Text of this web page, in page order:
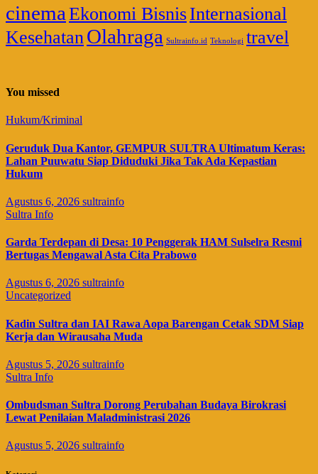
cinema Ekonomi BisnisInternasional
Kesehatan Olahraga Sultrainfo.id Teknologi travel
You missed
Hukum/Kriminal
Geruduk Dua Kantor, GEMPUR SULTRA Ultimatum Keras:
Lahan Puuwatu Siap Diduduki Jika Tak Ada Kepastian
Hukum
Agustus 6, 2026 sultrainfo
Sultra Info
Garda Terdepan di Desa: 10 Penggerak HAM Sulselra Resmi
Bertugas Mengawal Asta Cita Prabowo
Agustus 6, 2026 sultrainfo
Uncategorized
Kadin Sultra dan IAI Rawa Aopa Barengan Cetak SDM Siap
Kerja dan Wirausaha Muda
Agustus 5, 2026 sultrainfo
Sultra Info
Ombudsman Sultra Dorong Perubahan Budaya Birokrasi
Lewat Penilaian Maladministrasi 2026
Agustus 5, 2026 sultrainfo